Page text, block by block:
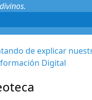
de explicar
Digital